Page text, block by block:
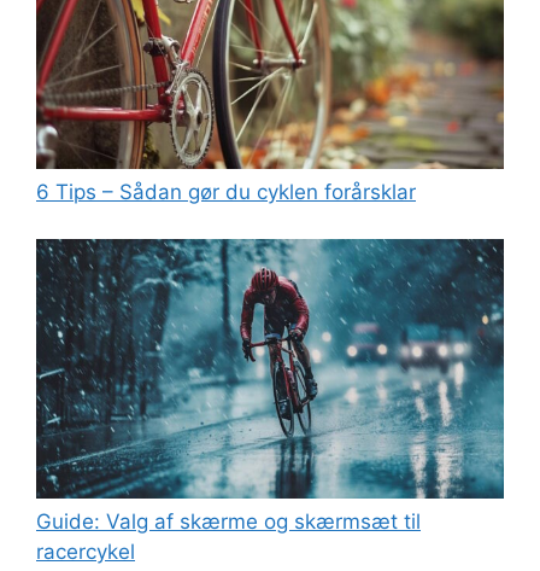
6 Tips – Sådan gør du cyklen forårsklar
Guide: Valg af skærme og skærmsæt til
racercykel